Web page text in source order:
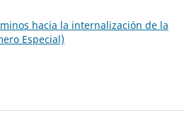
hacia la internalización de la
Especial)